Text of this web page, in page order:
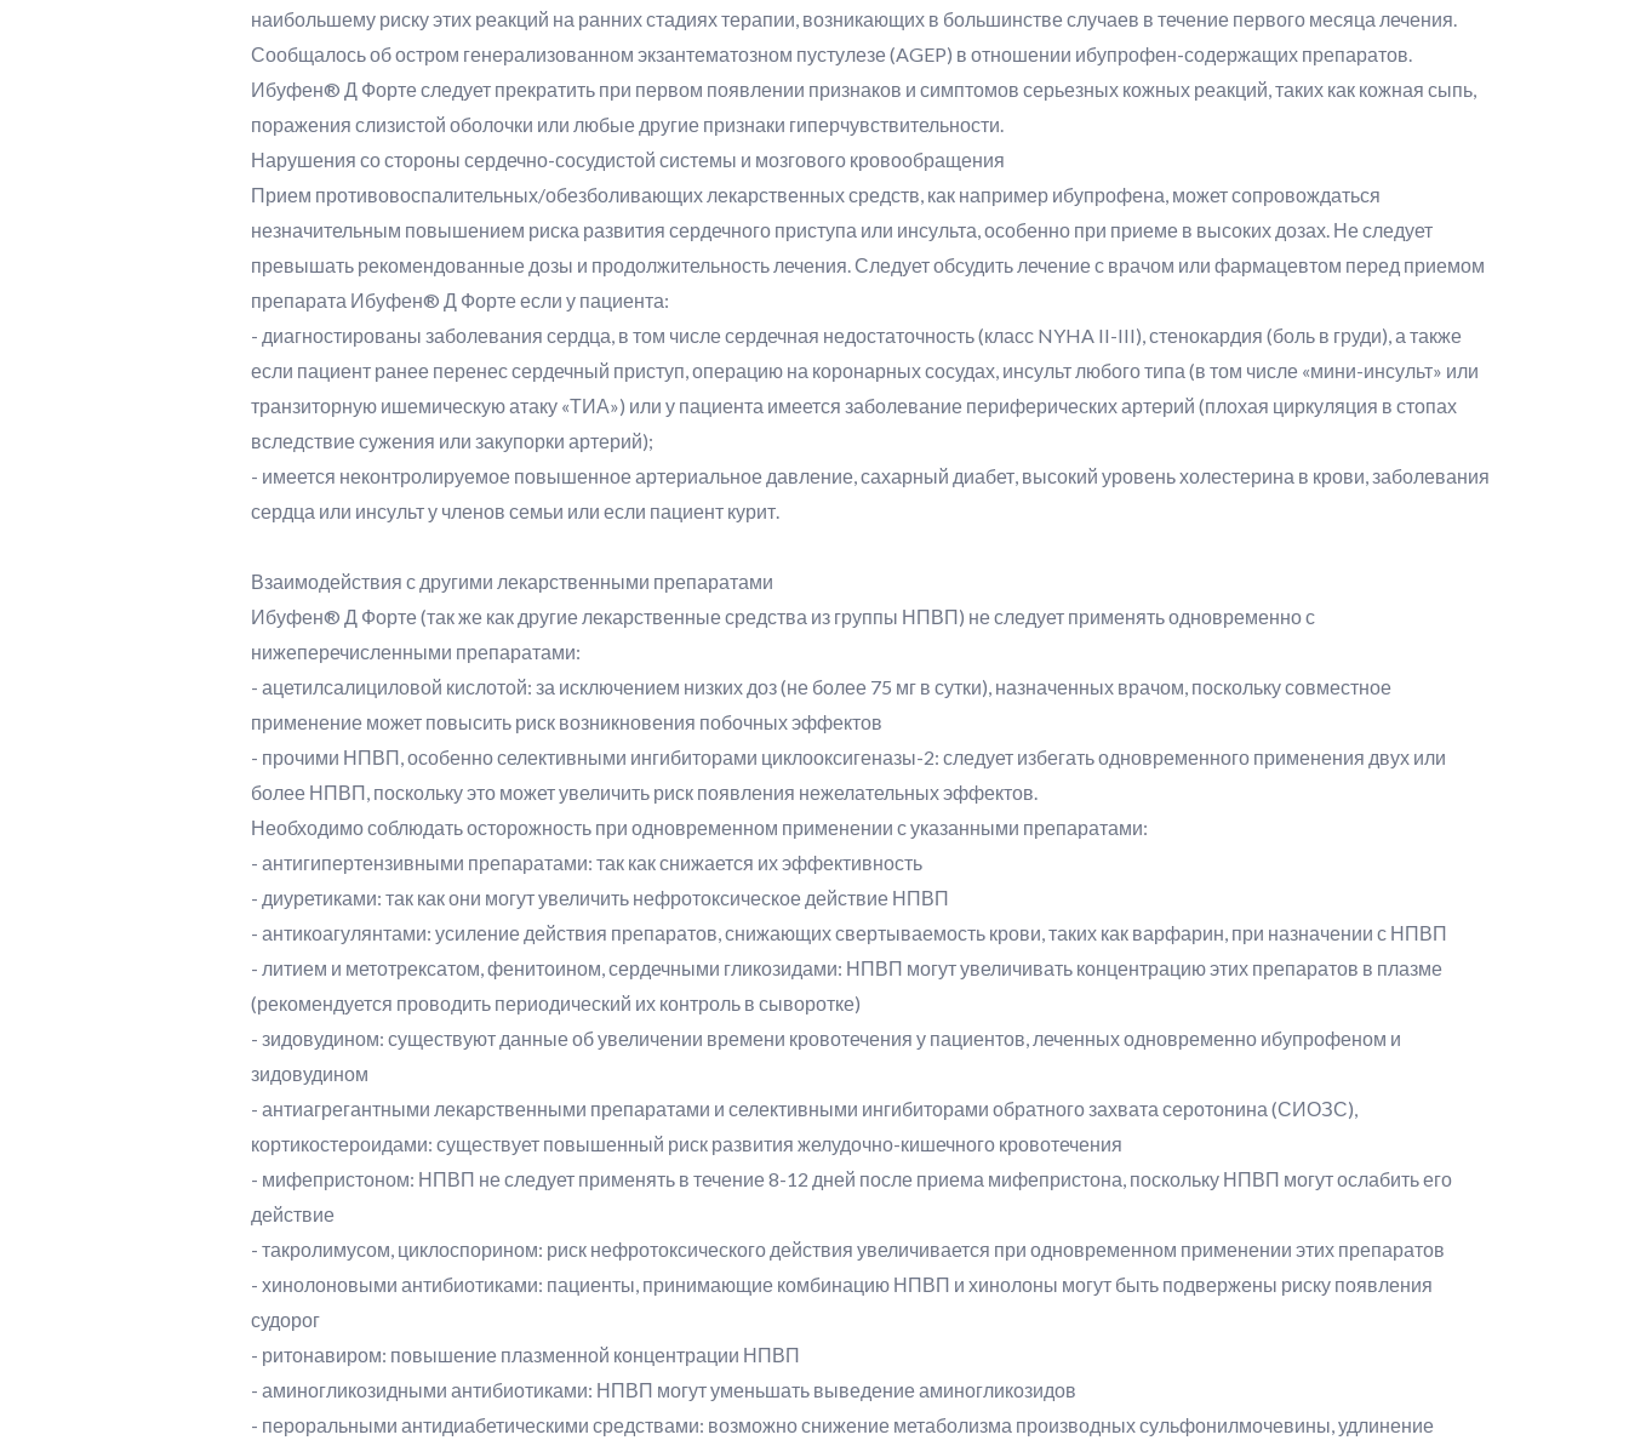
наибольшему риску этих реакций на ранних стадиях терапии, возникающих в большинстве случаев в течение первого месяца лечения.
Сообщалось об остром генерализованном экзантематозном пустулезе (AGEP) в отношении ибупрофен-содержащих препаратов.
Ибуфен® Д Форте следует прекратить при первом появлении признаков и симптомов серьезных кожных реакций, таких как кожная сыпь,
поражения слизистой оболочки или любые другие признаки гиперчувствительности.
Нарушения со стороны сердечно-сосудистой системы и мозгового кровообращения
Прием противовоспалительных/обезболивающих лекарственных средств, как например ибупрофена, может сопровождаться
незначительным повышением риска развития сердечного приступа или инсульта, особенно при приеме в высоких дозах. Не следует
превышать рекомендованные дозы и продолжительность лечения. Следует обсудить лечение с врачом или фармацевтом перед приемом
препарата Ибуфен® Д Форте если у пациента:
- диагностированы заболевания сердца, в том числе сердечная недостаточность (класс NYHA II-III), стенокардия (боль в груди), а также
если пациент ранее перенес сердечный приступ, операцию на коронарных сосудах, инсульт любого типа (в том числе «мини-инсульт» или
транзиторную ишемическую атаку «ТИА») или у пациента имеется заболевание периферических артерий (плохая циркуляция в стопах
вследствие сужения или закупорки артерий);
- имеется неконтролируемое повышенное артериальное давление, сахарный диабет, высокий уровень холестерина в крови, заболевания
сердца или инсульт у членов семьи или если пациент курит.
Взаимодействия с другими лекарственными препаратами
Ибуфен® Д Форте (так же как другие лекарственные средства из группы НПВП) не следует применять одновременно с
нижеперечисленными препаратами:
- ацетилсалициловой кислотой: за исключением низких доз (не более 75 мг в сутки), назначенных врачом, поскольку совместное
применение может повысить риск возникновения побочных эффектов
- прочими НПВП, особенно селективными ингибиторами циклооксигеназы-2: следует избегать одновременного применения двух или
более НПВП, поскольку это может увеличить риск появления нежелательных эффектов.
Необходимо соблюдать осторожность при одновременном применении с указанными препаратами:
- антигипертензивными препаратами: так как снижается их эффективность
- диуретиками: так как они могут увеличить нефротоксическое действие НПВП
- антикоагулянтами: усиление действия препаратов, снижающих свертываемость крови, таких как варфарин, при назначении с НПВП
- литием и метотрексатом, фенитоином, сердечными гликозидами: НПВП могут увеличивать концентрацию этих препаратов в плазме
(рекомендуется проводить периодический их контроль в сыворотке)
- зидовудином: существуют данные об увеличении времени кровотечения у пациентов, леченных одновременно ибупрофеном и
зидовудином
- антиагрегантными лекарственными препаратами и селективными ингибиторами обратного захвата серотонина (СИОЗС),
кортикостероидами: существует повышенный риск развития желудочно-кишечного кровотечения
- мифепристоном: НПВП не следует применять в течение 8-12 дней после приема мифепристона, поскольку НПВП могут ослабить его
действие
- такролимусом, циклоспорином: риск нефротоксического действия увеличивается при одновременном применении этих препаратов
- хинолоновыми антибиотиками: пациенты, принимающие комбинацию НПВП и хинолоны могут быть подвержены риску появления
судорог
- ритонавиром: повышение плазменной концентрации НПВП
- аминогликозидными антибиотиками: НПВП могут уменьшать выведение аминогликозидов
- пероральными антидиабетическими средствами: возможно снижение метаболизма производных сульфонилмочевины, удлинение